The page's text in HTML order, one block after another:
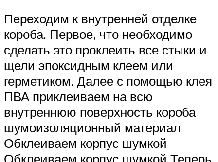
Переходим к внутренней отделке
короба. Первое, что необходимо
сделать это проклеить все стыки и
щели эпоксидным клеем или
герметиком. Далее с помощью клея
ПВА приклеиваем на всю
внутреннюю поверхность короба
шумоизоляционный материал.
Обклеиваем корпус шумкой
Обклеиваем корпус шумкой Теперь